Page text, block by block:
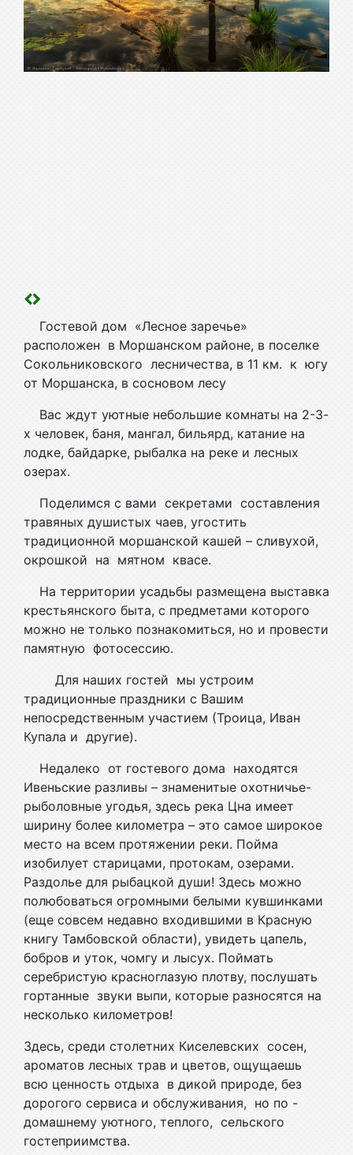
Гостевой дом «Лесное заречье»
расположен в Моршанском районе, в поселке
Сокольниковского лесничества, в 11 км. к югу
от Моршанска, в сосновом лесу
Вас ждут уютные небольшие комнаты на 2-3-
х человек, баня, мангал, бильярд, катание на
лодке, байдарке, рыбалка на реке и лесных
озерах.
Поделимся с вами секретами составления
травяных душистых чаев, угостить
традиционной моршанской кашей – сливухой,
окрошкой на мятном квасе.
На территории усадьбы размещена выставка
крестьянского быта, с предметами которого
можно не только познакомиться, но и провести
памятную фотосессию.
Для наших гостей мы устроим
традиционные праздники с Вашим
непосредственным участием (Троица, Иван
Купала и другие).
Недалеко от гостевого дома находятся
Ивеньские разливы – знаменитые охотничье-
рыболовные угодья, здесь река Цна имеет
ширину более километра – это самое широкое
место на всем протяжении реки. Пойма
изобилует старицами, протокам, озерами.
Раздолье для рыбацкой души! Здесь можно
полюбоваться огромными белыми кувшинками
(еще совсем недавно входившими в Красную
книгу Тамбовской области), увидеть цапель,
бобров и уток, чомгу и лысух. Поймать
серебристую красноглазую плотву, послушать
гортанные звуки выпи, которые разносятся на
несколько километров!
Здесь, среди столетних Киселевских сосен,
ароматов лесных трав и цветов, ощущаешь
всю ценность отдыха в дикой природе, без
дорогого сервиса и обслуживания, но по -
домашнему уютного, теплого, сельского
гостеприимства.